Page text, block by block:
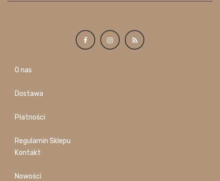
O nas
Dostawa
Płatności
Regulamin Sklepu
Kontakt
Nowości